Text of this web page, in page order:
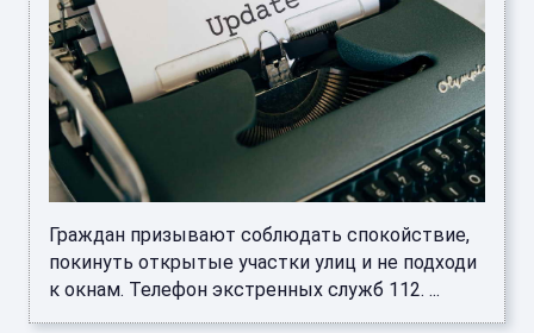
Граждан призывают соблюдать спокойствие,
покинуть открытые участки улиц и не подходи
к окнам. Телефон экстренных служб 112. ...